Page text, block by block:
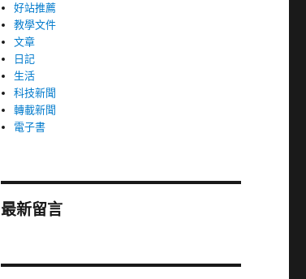
好站推薦
教學文件
文章
日記
生活
科技新聞
轉載新聞
電子書
最新留言